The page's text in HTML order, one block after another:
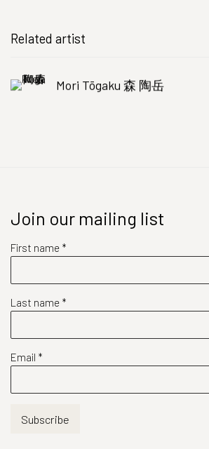
Related artist
Mori Tōgaku 森 陶岳
Join our mailing list
First name *
Last name *
Email *
Subscribe